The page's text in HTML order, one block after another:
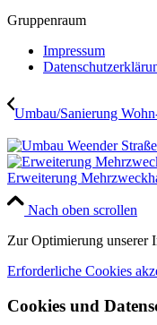
Gruppenraum
Impressum
Umbau/Sanierung
Erweiterung
Nach oben scrollen
Zur Optimierung unserer
Erforderliche Cookies
Cookies und